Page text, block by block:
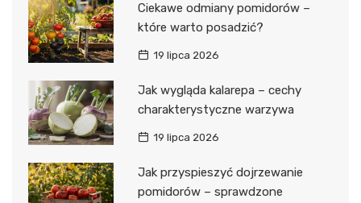
Ciekawe odmiany pomidorów –
które warto posadzić?
19 lipca 2026
Jak wygląda kalarepa – cechy
charakterystyczne warzywa
19 lipca 2026
Jak przyspieszyć dojrzewanie
pomidorów – sprawdzone